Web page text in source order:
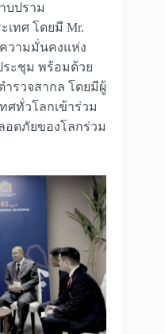
บปราม
ทศ โดยมี Mr.
ความมั่นคงแห่ง
ระชุม พร้อมด้วย
ำรวจสากล โดยมีผู้
ศทั่วโลกเข้าร่วม
ดภัยของโลกร่วม